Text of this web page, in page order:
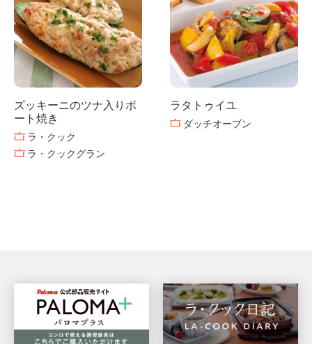
ズッキーニのツナ入りボ
ート焼き
ラ・クック
ラ・クックグラン
ラタトゥイユ
ダッチオーブン